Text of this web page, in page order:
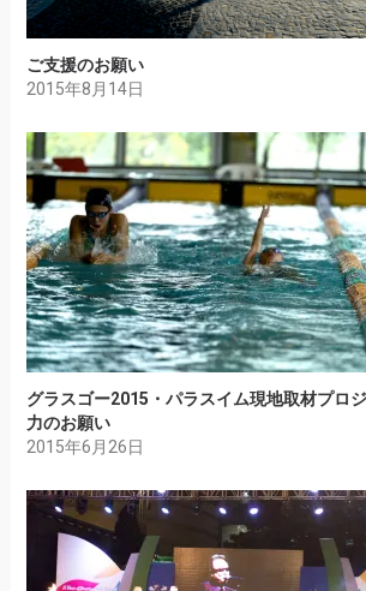
ご支援のお願い
2015年8月14日
グラスゴー2015・パラスイム現地取材プロ
力のお願い
2015年6月26日